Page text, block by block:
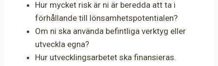
Hur mycket risk är ni är beredda att ta i
förhållande till lönsamhetspotentialen?
Om ni ska använda befintliga verktyg eller
utveckla egna?
Hur utvecklingsarbetet ska finansieras.